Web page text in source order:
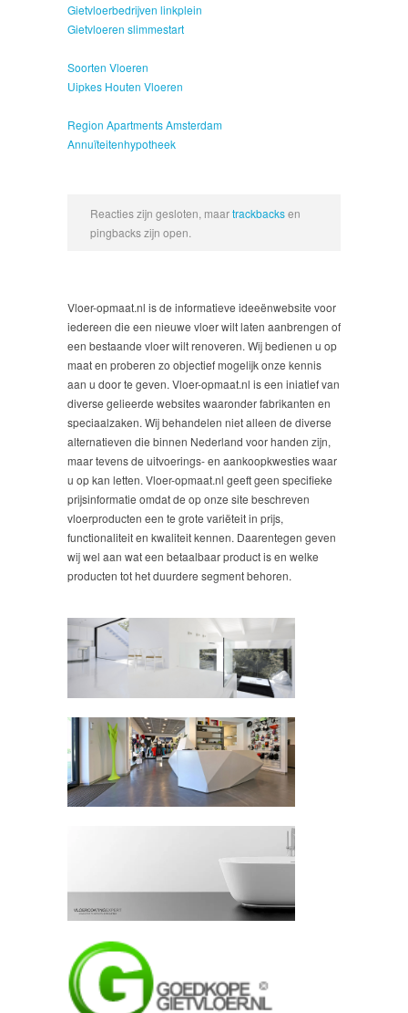
Gietvloerbedrijven linkplein
Gietvloeren slimmestart
Soorten Vloeren
Uipkes Houten Vloeren
Region Apartments Amsterdam
Annuïteitenhypotheek
Reacties zijn gesloten, maartrackbacksen
pingbacks zijn open.
Vloer-opmaat.nl is de informatieve ideeënwebsite voor
iedereen die een nieuwe vloer wilt laten aanbrengen of
een bestaande vloer wilt renoveren. Wij bedienen u op
maat en proberen zo objectief mogelijk onze kennis
aan u door te geven. Vloer-opmaat.nl is een iniatief van
diverse gelieerde websites waaronder fabrikanten en
speciaalzaken. Wij behandelen niet alleen de diverse
alternatieven die binnen Nederland voor handen zijn,
maar tevens de uitvoerings- en aankoopkwesties waar
u op kan letten. Vloer-opmaat.nl geeft geen specifieke
prijsinformatie omdat de op onze site beschreven
vloerproducten een te grote variëteit in prijs,
functionaliteit en kwaliteit kennen. Daarentegen geven
wij wel aan wat een betaalbaar product is en welke
producten tot het duurdere segment behoren.